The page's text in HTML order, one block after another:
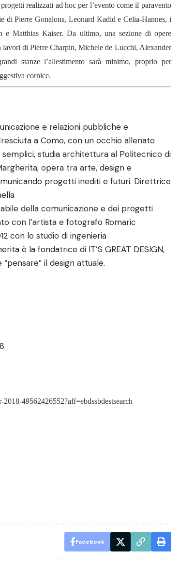
realizzati ad hoc per l’evento come il paravento
di Pierre Gonalons, Leonard Kadid e Celia-Hannes, i
e Matthias Kaiser. Da ultimo, una sezione di opere
lavori di Pierre Charpin, Michele de Lucchi, Alexander
stanze l’allestimento sarà minimo, proprio per
cornice.
e relazioni pubbliche e
a Como, con un occhio allenato
studia architettura al Politecnico di
opera tra arte, design e
progetti inediti e futuri. Direttrice
della comunicazione e dei progetti
con l’artista e fotografo Romaric
con lo studio di ingenieria
è la fondatrice di IT’S GREAT DESIGN,
il design attuale.
49562426552?aff=ebdssbdestsearch
Facebook